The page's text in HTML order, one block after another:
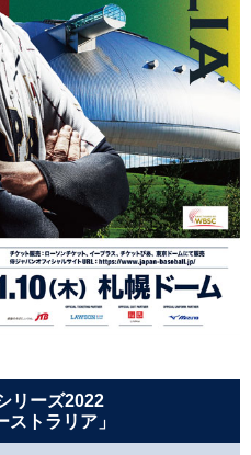
リーズ2022
ストラリア」